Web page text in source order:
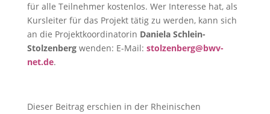
für alle Teilnehmer kostenlos. Wer Interesse hat, als
Kursleiter für das Projekt tätig zu werden, kann sich
an die Projektkoordinatorin Daniela Schlein-
Stolzenbergwenden: E-Mail: stolzenberg@bwv-
net.de.
Dieser Beitrag erschien in der Rheinischen